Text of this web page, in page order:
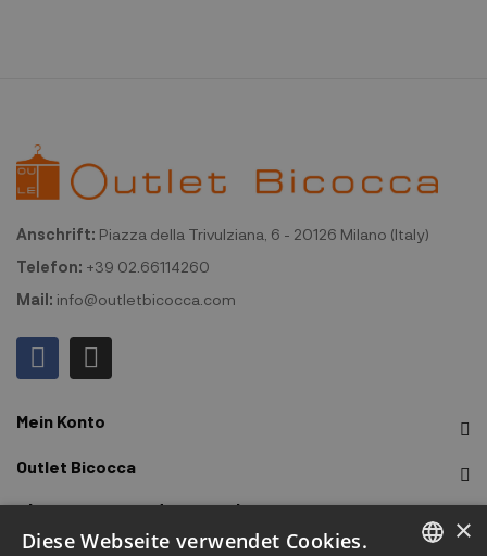
Anschrift: Piazza della Trivulziana, 6 - 20126 Milano (Italy)
Telefon: +39 02.66114260
Mail: info@outletbicocca.com
Mein Konto
Outlet Bicocca
Abonnieren Sie den Newsletter
×
Diese Webseite verwendet Cookies.